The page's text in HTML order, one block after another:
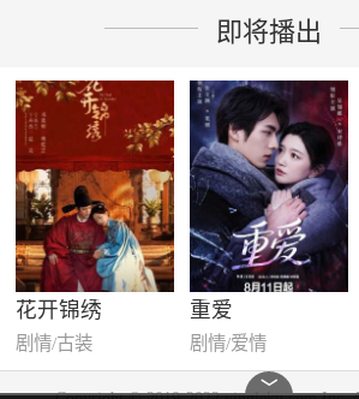
﹀
即将播出
花开锦绣
剧情/古装
重爱
剧情/爱情